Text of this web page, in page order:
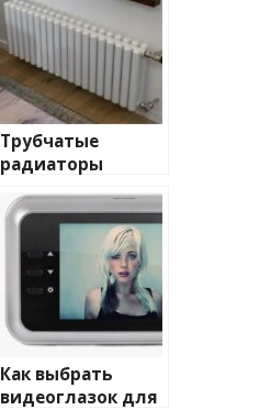
Трубчатые
радиаторы
и характеристики
Как выбрать
видеоглазок для